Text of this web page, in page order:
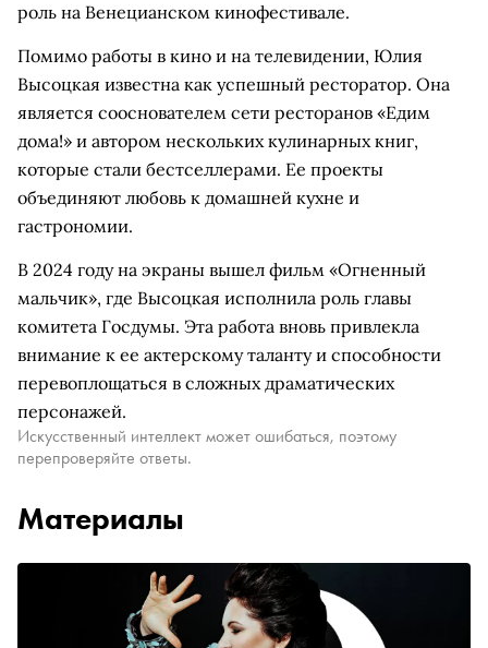
роль на Венецианском кинофестивале.
Помимо работы в кино и на телевидении, Юлия
Высоцкая известна как успешный ресторатор. Она
является сооснователем сети ресторанов «Едим
дома!» и автором нескольких кулинарных книг,
которые стали бестселлерами. Ее проекты
объединяют любовь к домашней кухне и
гастрономии.
В 2024 году на экраны вышел фильм «Огненный
мальчик», где Высоцкая исполнила роль главы
комитета Госдумы. Эта работа вновь привлекла
внимание к ее актерскому таланту и способности
перевоплощаться в сложных драматических
персонажей.
Искусственный интеллект может ошибаться, поэтому
перепроверяйте ответы.
Материалы